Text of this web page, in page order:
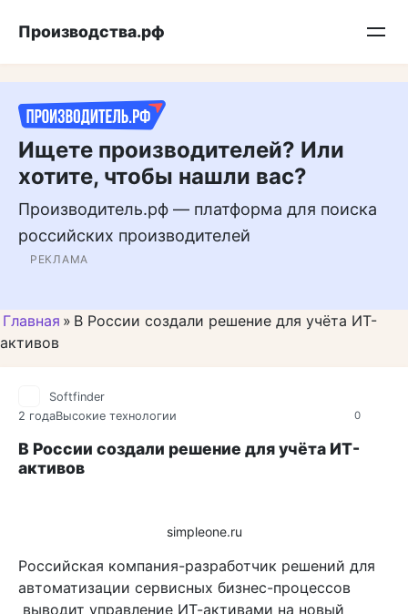
Подписывайтесь на нас в MAX
Производства.рф
Ищете производителей? Или
хотите, чтобы нашли вас?
Производитель.рф — платформа для поиска
российских производителей
РЕКЛАМА
Главная » В России создали решение для учёта ИТ-
активов
0
Softfinder
2 годаВысокие технологии
В России создали решение для учёта ИТ-
активов
simpleone.ru
Российская компания-разработчик решений для
автоматизации сервисных бизнес-процессов
выводит управление ИТ-активами на новый